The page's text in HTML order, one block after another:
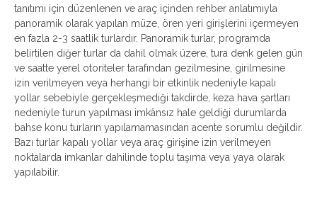
tanıtımı için düzenlenen ve araç içinden rehber anlatımıyla
panoramik olarak yapılan müze, ören yeri girişlerini içermeyen
en fazla 2-3 saatlik turlardır. Panoramik turlar, programda
belirtilen diğer turlar da dahil olmak üzere, tura denk gelen gün
ve saatte yerel otoriteler tarafından gezilmesine, girilmesine
izin verilmeyen veya herhangi bir etkinlik nedeniyle kapalı
yollar sebebiyle gerçekleşmediği takdirde, keza hava şartları
nedeniyle turun yapılması imkânsız hale geldiği durumlarda
bahse konu turların yapılamamasından acente sorumlu değildir.
Bazı turlar kapalı yollar veya araç girişine izin verilmeyen
noktalarda imkanlar dahilinde toplu taşıma veya yaya olarak
yapılabilir.